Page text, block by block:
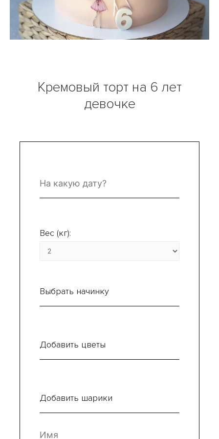
Кремовый торт на 6 лет
девочке
Вес (кг):
Выбрать начинку
Добавить цветы
Добавить шарики